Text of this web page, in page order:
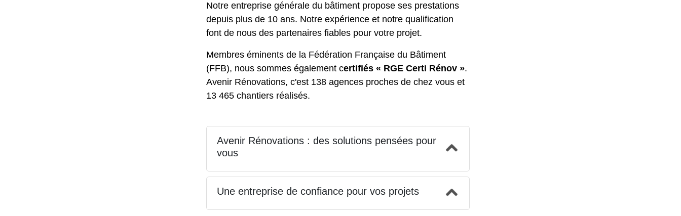
Notre entreprise générale du bâtiment propose ses prestations
depuis plus de 10 ans. Notre expérience et notre qualification
font de nous des partenaires fiables pour votre projet.
Membres éminents de la Fédération Française du Bâtiment
(FFB), nous sommes également certifiés « RGE Certi Rénov ».
Avenir Rénovations, c'est 138 agences proches de chez vous et
13 465 chantiers réalisés.
Avenir Rénovations : des solutions pensées pour
vous
Une entreprise de confiance pour vos projets